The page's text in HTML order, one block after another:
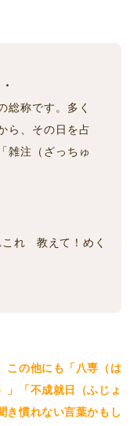
総称です。多く
ら、その日を占
雑注（ざっちゅ
れ 教えて！めく
この他にも「八専（は
」「不成就日（ふじょ
き慣れない言葉かもし